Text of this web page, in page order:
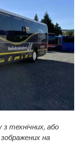
технічних, або
на